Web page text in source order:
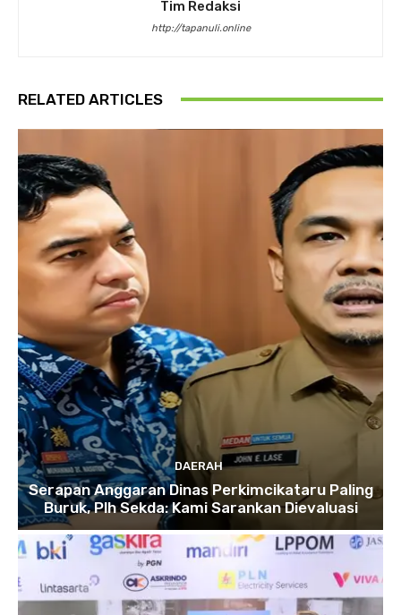
Tim Redaksi
http://tapanuli.online
RELATED ARTICLES
DAERAH
Serapan Anggaran Dinas Perkimcikataru Paling
Buruk, Plh Sekda: Kami Sarankan Dievaluasi